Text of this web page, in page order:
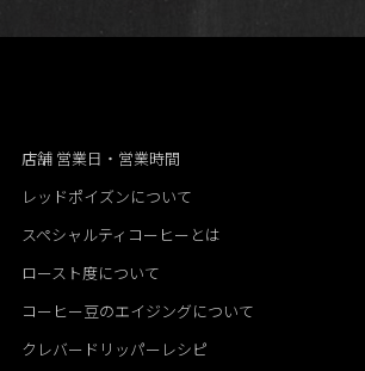
店舗 営業日・営業時間
レッドポイズンについて
スペシャルティコーヒーとは
ロースト度について
コーヒー豆のエイジングについて
クレバードリッパーレシピ